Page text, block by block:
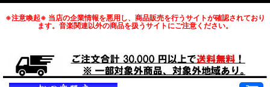
※注意喚起※ 当店の企業情報を悪用し、商品販売を行うサイトが確認されており
ます。音楽関連以外の商品を扱うサイトにご注意ください。